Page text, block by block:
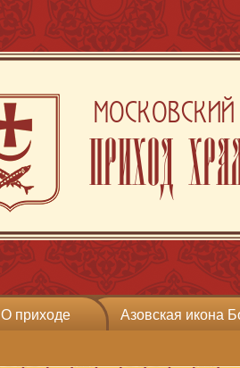
Московский
Приход
О приходе Азовская икона